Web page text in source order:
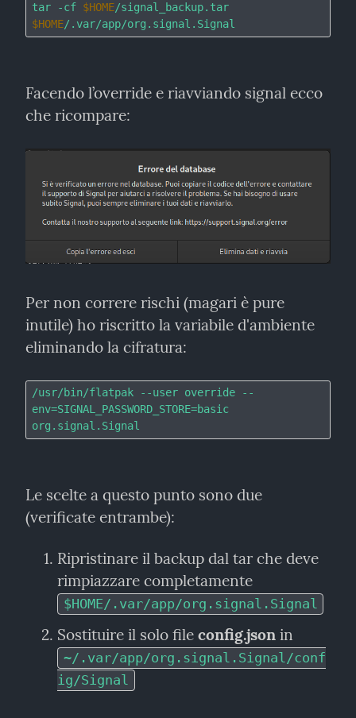
tar -cf $HOME
$HOME
Facendo l’override e riavviando signal ecco
che ricompare:
Per non correre rischi (magari è pure
inutile) ho riscritto la variabile d'ambiente
eliminando la cifratura:
/usr/bin/flatpak --user override --
env=SIGNAL_PASSWORD_STORE=basic
Le scelte a questo punto sono due
(verificate entrambe):
Ripristinare il backup dal tar che deve
$HOME/.var/app/org.signal.Signal
Sostituire il solo file config.json
~/.var/app/org.signal.Signal/conf
ig/Signal